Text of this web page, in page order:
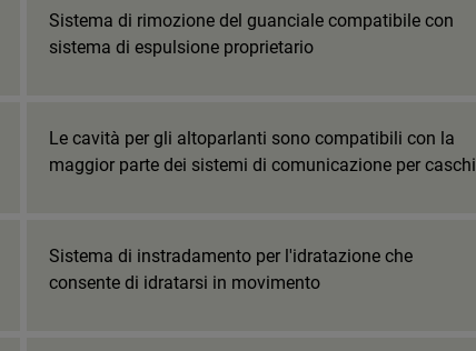
Sistema di rimozione del guanciale compatibile con
sistema di espulsione proprietario
Le cavità per gli altoparlanti sono compatibili con la
maggior parte dei sistemi di comunicazione per caschi
Sistema di instradamento per l'idratazione che
consente di idratarsi in movimento